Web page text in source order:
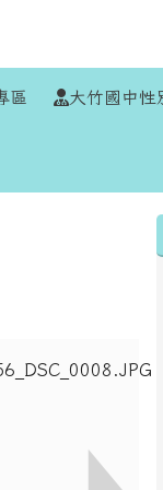
區 大竹國中性